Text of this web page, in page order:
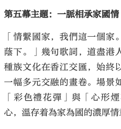
第五幕主題：一脈相承家國
「情繫國家，我們這一個
蔭下。」幾句歌詞，道盡港
種族文化在香江交匯，始終
一幅多元交融的畫卷。場景
「彩色禮花彈」與「心形
心，溫存着為家為國的濃厚情